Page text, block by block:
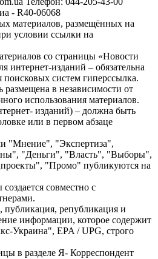
- R40-06068
материалов, размещённых на
условии ссылки на
со страницы «Новости
интернет-изданий – обязательна
поисковых систем гиперссылка.
в независимости от
использования материалов.
изданий) – должна быть
или в первом абзаце
"Мнение", "Экспертиза",
"Деньги", "Власть", "Выборы",
"Промо" публикуются на
совместно с
републикация и
информации, которое содержит
Украина", EPA / UPG, строго
в разделе Я- Корреспондент